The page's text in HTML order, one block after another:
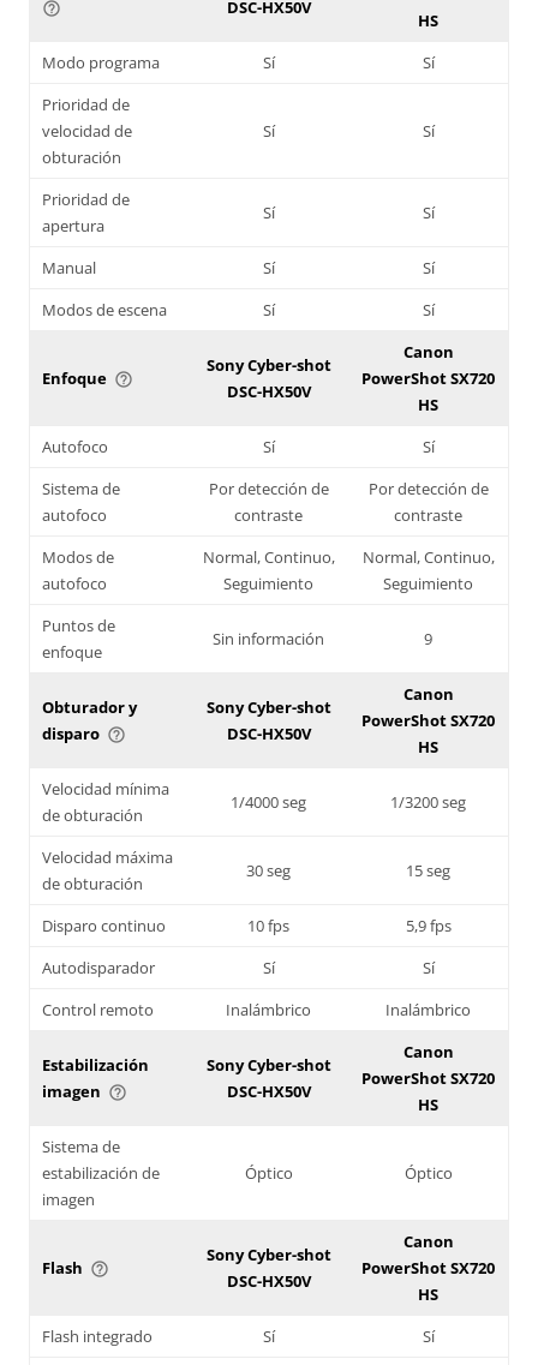
help_outline DSC-HX50V
HS
Modo programa
Sí
Sí
Prioridad de
velocidad de
obturación
Sí Sí
Prioridad de
apertura
Sí Sí
Manual Sí
Sí
Modos de escena
Sí Sí
Enfoque help_outline
Sony Cyber-shot
DSC-HX50V
Canon
PowerShot SX720
HS
Autofoco
Sí
Sí
Sistema de
autofoco
Por detección de
contraste
Por detección de
contraste
Modos de
autofoco
Normal, Continuo,
Seguimiento
Normal, Continuo,
Seguimiento
Puntos de
enfoque
Sin información 9
Obturador y
disparo help_outline
Sony Cyber-shot
DSC-HX50V
Canon
PowerShot SX720
HS
Velocidad mínima
de obturación
1/4000 seg 1/3200 seg
Velocidad máxima
de obturación
30 seg 15 seg
Disparo continuo 10 fps
5,9 fps
Autodisparador
Sí
Sí
Control remoto
Inalámbrico Inalámbrico
Estabilización
imagen help_outline
Sony Cyber-shot
DSC-HX50V
Canon
PowerShot SX720
HS
Sistema de
estabilización de
imagen
Óptico Óptico
Flash help_outline
Sony Cyber-shot
DSC-HX50V
Canon
PowerShot SX720
HS
Flash integrado
Sí
Sí